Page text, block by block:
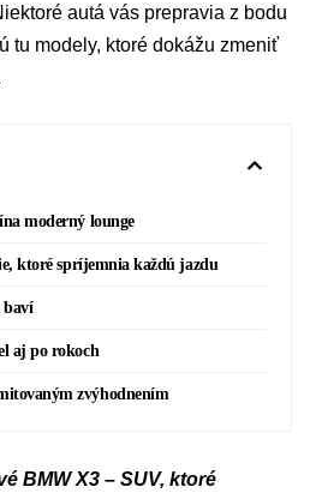
autá vás prepravia z bodu
tu modely, ktoré dokážu zmeniť
moderný lounge
ktoré spríjemnia každú jazdu
baví
aj po rokoch
zvýhodnením
BMW X3 – SUV, ktoré